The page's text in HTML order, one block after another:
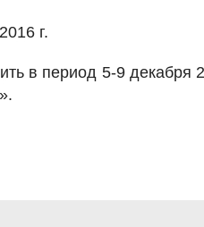
г.
в период 5-9 декабря